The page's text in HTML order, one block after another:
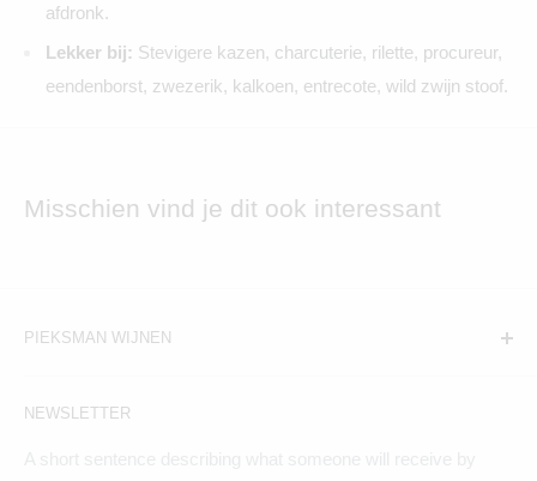
afdronk.
Lekker bij: Stevigere kazen, charcuterie, rilette, procureur,
eendenborst, zwezerik, kalkoen, entrecote, wild zwijn stoof.
Misschien vind je dit ook interessant
PIEKSMAN WIJNEN
Hogeweg 19, 1098BV
NEWSLETTER